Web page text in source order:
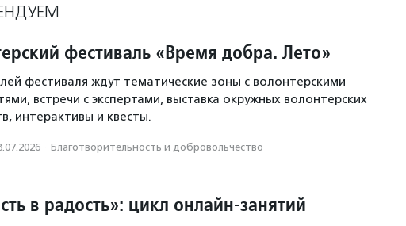
фестиваль «Время добра. Лето»
фестиваля ждут тематические зоны с волонтерскими
встречи с экспертами, выставка окружных волонтерских
интерактивы и квесты.
· Благотвори­тель­ность и доброволь­чест­во
в радость»: цикл онлайн-занятий